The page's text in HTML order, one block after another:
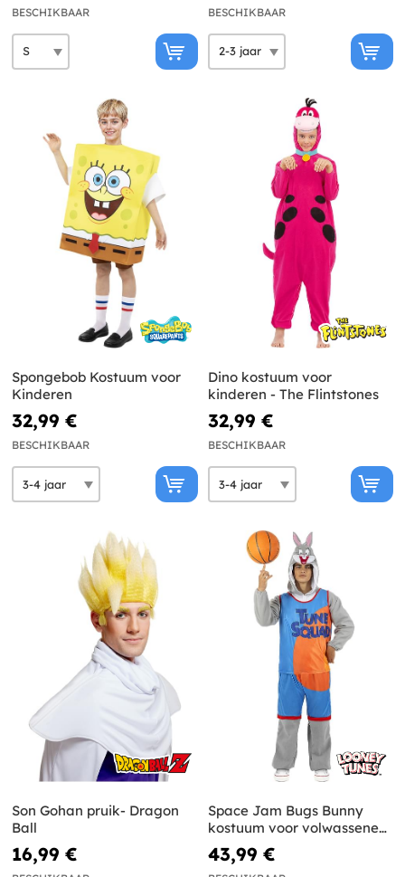
BESCHIKBAAR BESCHIKBAAR
Spongebob Kostuum voor
Kinderen
32,99 €
BESCHIKBAAR
Dino kostuum voor
kinderen - The Flintstones
32,99 €
BESCHIKBAAR
Son Gohan pruik- Dragon
Ball
16,99 €
Space Jam Bugs Bunny
kostuum voor volwassenen
- Looney Tunes
43,99 €